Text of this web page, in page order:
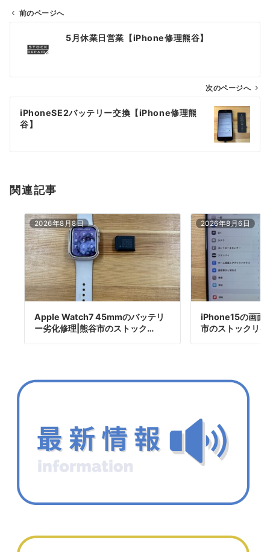
ン
前のページへ
5月休業日営業【iPhone修理熊谷】
次のページへ
iPhoneSE2バッテリー交換【iPhone修理熊
谷】
関連記事
2026年8月8日
Apple Watch7 45mmのバッテリ
ー劣化修理|熊谷市のストック…
2026年8月6日
iPhone15の画面
市のストックリペ